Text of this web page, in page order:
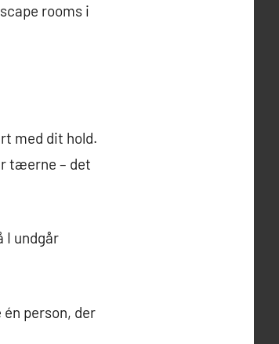
rooms i
med dit hold.
tæerne – det
I undgår
person, der